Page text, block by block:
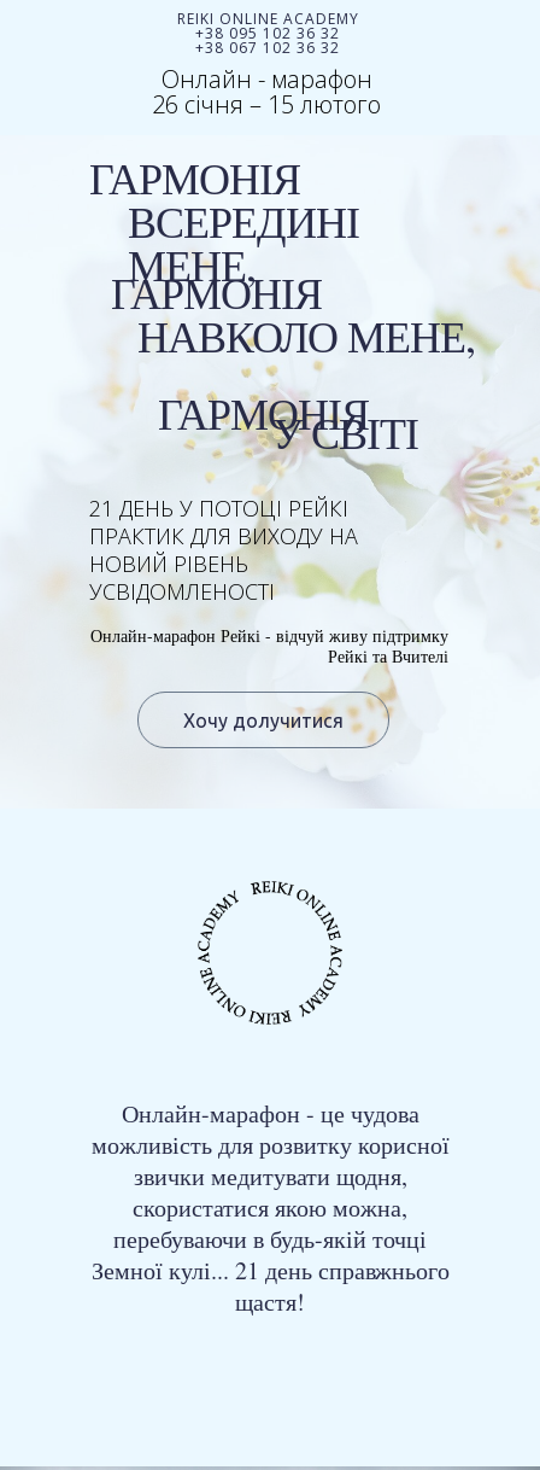
REIKI ONLINE ACADEMY
+38 095 102 36 32
+38 067 102 36 32
ГАРМОНІЯ
ГАРМОНІЯ
ГАРМОНІЯ
ВСЕРЕДИНІ
МЕНЕ,
НАВКОЛО МЕНЕ,
У СВІТІ
21 ДЕНЬ У ПОТОЦІ РЕЙКІ
ПРАКТИК ДЛЯ ВИХОДУ НА
НОВИЙ РІВЕНЬ
УСВІДОМЛЕНОСТІ
Онлайн-марафон Рейкі - відчуй живу підтримку
Рейкі та Вчителі
Онлайн - марафон
26 січня – 15 лютого
Хочу долучитися
Онлайн-марафон - це чудова
можливість для розвитку корисної
звички медитувати щодня,
скористатися якою можна,
перебуваючи в будь-якій точці
Земної кулі... 21 день справжнього
щастя!